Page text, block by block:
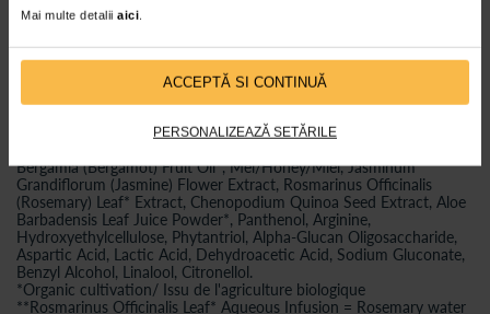
Mai multe detalii aici.
ACCEPTĂ SI CONTINUĂ
PERSONALIZEAZĂ SETĂRILE
testat dermatologic, potrivit in homeopatie.
Ingrediente:
Alcohol, Aqua/Water/Eau, Parfum/Fragrance, Argania Spinosa
Bergamia (Bergamot) Fruit Oil*, Mel/Honey/Miel, Jasminum
Grandiflorum (Jasmine) Flower Extract, Rosmarinus Officinalis
(Rosemary) Leaf* Extract, Chenopodium Quinoa Seed Extract, Aloe
Barbadensis Leaf Juice Powder*, Panthenol, Arginine,
Hydroxyethylcellulose, Phytantriol, Alpha-Glucan Oligosaccharide,
Aspartic Acid, Lactic Acid, Dehydroacetic Acid, Sodium Gluconate,
Benzyl Alcohol, Linalool, Citronellol.
*Organic cultivation/ Issu de l'agriculture biologique
**Rosmarinus Officinalis Leaf* Aqueous Infusion = Rosemary water